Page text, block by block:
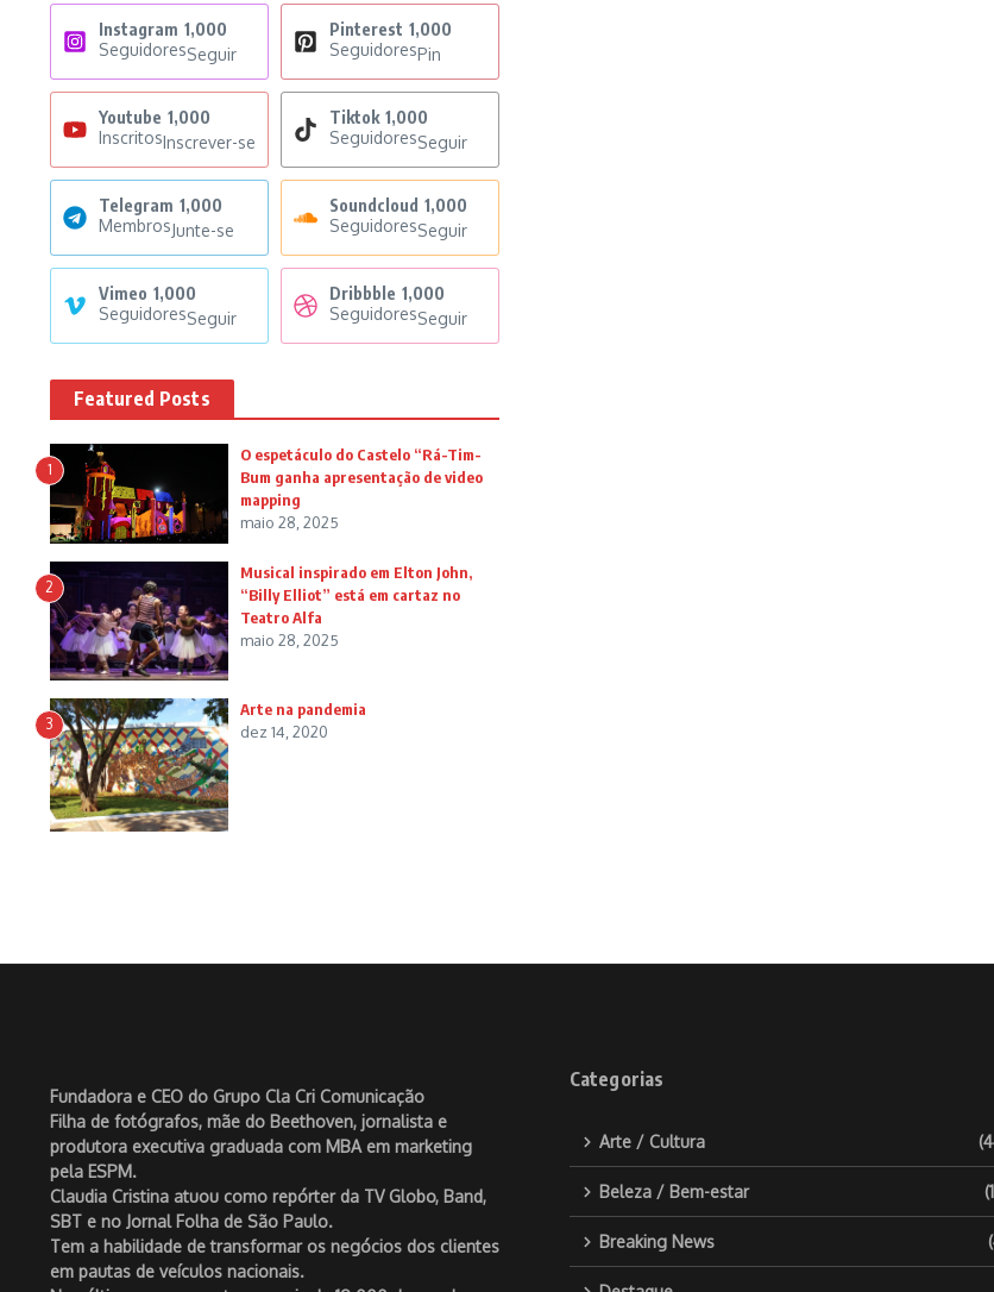
Instagram 1,000
SeguidoresSeguir
Pinterest 1,000
SeguidoresPin
Youtube 1,000
InscritosInscrever-se
Tiktok 1,000
SeguidoresSeguir
Telegram 1,000
MembrosJunte-se
Soundcloud 1,000
SeguidoresSeguir
Vimeo 1,000
SeguidoresSeguir
Dribbble 1,000
SeguidoresSeguir
Featured Posts
1
O espetáculo do Castelo “Rá-Tim-
Bum ganha apresentação de video
mapping
maio 28, 2025
2
Musical inspirado em Elton John,
“Billy Elliot” está em cartaz no
Teatro Alfa
maio 28, 2025
3
Arte na pandemia
dez 14, 2020
Fundadora e CEO do Grupo Cla Cri Comunicação
Filha de fotógrafos, mãe do Beethoven, jornalista e
produtora executiva graduada com MBA em marketing
pela ESPM.
Claudia Cristina atuou como repórter da TV Globo, Band,
SBT e no Jornal Folha de São Paulo.
Tem a habilidade de transformar os negócios dos clientes
em pautas de veículos nacionais.
Categorias
Arte / Cultura
Beleza / Bem-estar
Breaking News